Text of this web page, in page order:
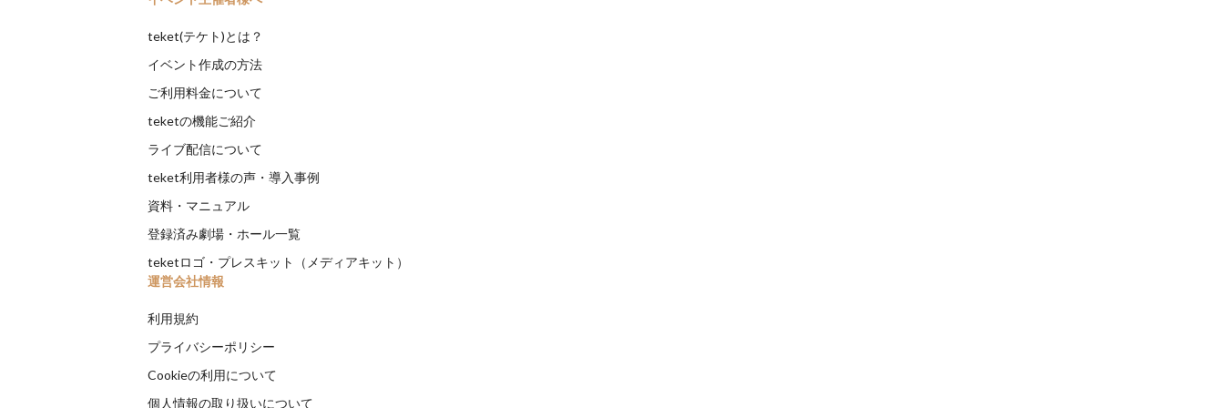
teket(テケト)とは？
イベント作成の方法
ご利用料金について
teketの機能ご紹介
ライブ配信について
teket利用者様の声・導入事例
資料・マニュアル
登録済み劇場・ホール一覧
teketロゴ・プレスキット（メディアキット）
運営会社情報
利用規約
プライバシーポリシー
Cookieの利用について
個人情報の取り扱いについて